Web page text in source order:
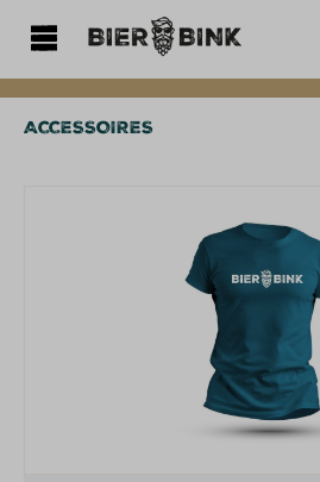
ACCESSOIRES